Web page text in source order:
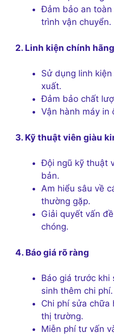
Đảm bảo an
trình vận chuyển.
2. Linh kiện chính hãng
Sử dụng linh
xuất.
Đảm bảo chất
Vận hành máy in
3. Kỹ thuật viên giàu
Đội ngũ kỹ thuật
bản.
Am hiểu sâu về
thường gặp.
Giải quyết vấn
chóng.
4. Báo giá rõ ràng
Báo giá trước khi
sinh thêm chi phí.
Chi phí sửa chữa
thị trường.
Miễn phí tư vấn